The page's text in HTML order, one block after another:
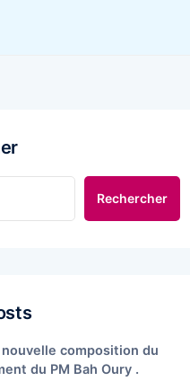
Rechercher
composition du
du PM Bah Oury .